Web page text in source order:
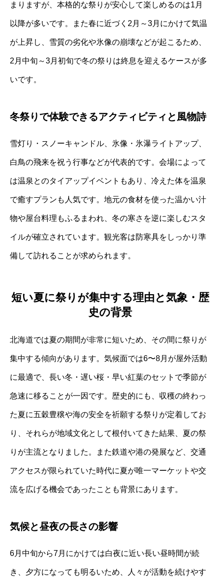
まりますが、本格的な祭りが安心して楽しめるのは1月
以降が多いです。また春に近づく2月～3月にかけて気温
が上昇し、雪質の劣化や氷像の崩壊などが起こるため、
2月中旬～3月初旬で冬の祭りは終息を迎えるケースが多
いです。
冬祭りで体験できるアクティビティと風物詩
雪灯り・スノーキャンドル、氷像・氷瀑ライトアップ、
白鳥の飛来を祝う行事などが代表的です。会場によって
は温泉とのタイアップイベントもあり、冷えた体を温泉
で癒すプランも人気です。地元の食材を使った温かい汁
物や屋台料理もふるまわれ、冬の寒さを逆に楽しむスタ
イルが確立されています。観光客は防寒具をしっかり準
備して訪れることが求められます。
短い夏に祭りが集中する理由と気象・歴
史の背景
北海道では夏の期間が非常に短いため、その間に祭りが
集中する傾向があります。気候面では6〜8月が屋外活動
に最適で、長い冬・遅い桜・早い紅葉のセットで季節が
急速に移ることが一因です。歴史的にも、収穫の終わっ
た夏に五穀豊穣や海の安全を祈願する祭りが定着してお
り、それらが地域文化として根付いてきた結果、夏の祭
りが主流となりました。また鉄道や港の発展など、交通
アクセスが限られていた時代に夏が唯一マーケットや交
流を広げる機会であったことも背景にあります。
気候と昼夜の長さの影響
6月中旬から7月にかけては白夜に近い長い昼時間が続
き、夕方になっても明るいため、人々が活動を続けやす